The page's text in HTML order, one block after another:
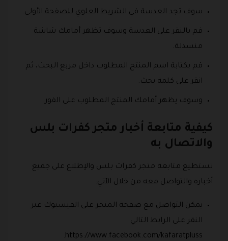
سوف تجد العدسة في الشريط العلوي للصفحة الأولى.
قم بالنقر على العدسة وسوف تظهر أمامك شاشة
منسدلة.
قم بكتابة اسم المنتج المطلوب داخل مربع البحث، ثم
انقر على كلمة بحث.
وسوف يظهر أمامك المنتج المطلوب على الفور.
كيفية متابعة أخبار متجر كفرات بلس
والاتصال به
تستطيع متابعة متجر كفرات بلس والإطلاع على جميع
أخباره والتواصل معه من خلال الآتي:
يمكن التواصل مع صفحة المتجر على الفيسبوك عبر
النقر على الرابط التالي
https://www.facebook.com/kafaratpluss.